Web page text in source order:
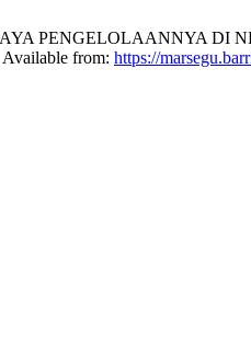
PENGELOLAANNYA DI
from: https://